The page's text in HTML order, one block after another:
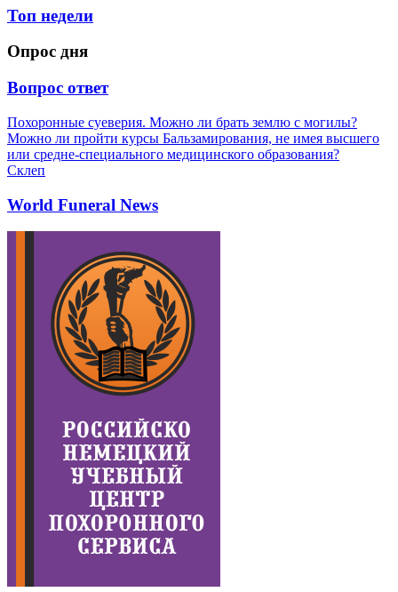
Топ недели
Опрос дня
Вопрос ответ
Похоронные суеверия. Можно ли брать землю с могилы?
Можно ли пройти курсы Бальзамирования, не имея высшего
или средне-специального медицинского образования?
Склеп
World Funeral News